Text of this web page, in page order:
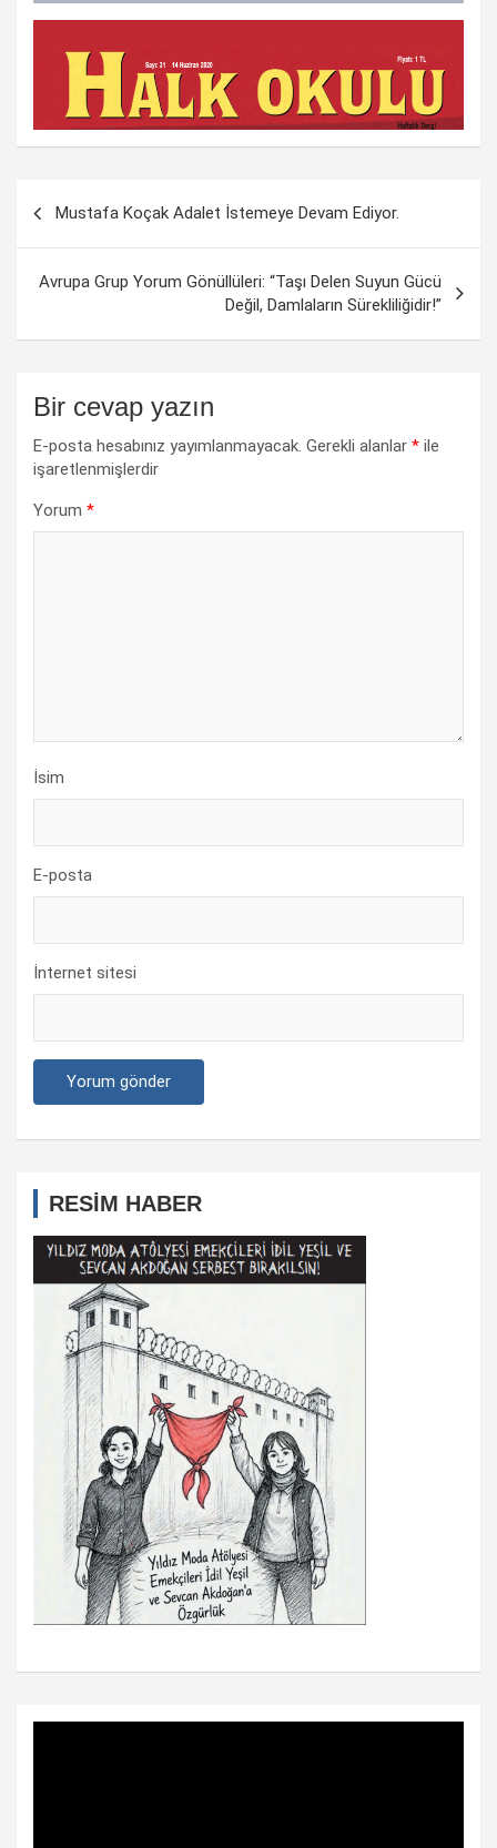
Mustafa Koçak Adalet İstemeye Devam Ediyor.
Avrupa Grup Yorum Gönüllüleri: “Taşı Delen Suyun Gücü
Değil, Damlaların Sürekliliğidir!”
Bir cevap yazın
E-posta hesabınız yayımlanmayacak. Gerekli alanlar * ile
işaretlenmişlerdir
Yorum *
İsim
E-posta
İnternet sitesi
RESİM HABER